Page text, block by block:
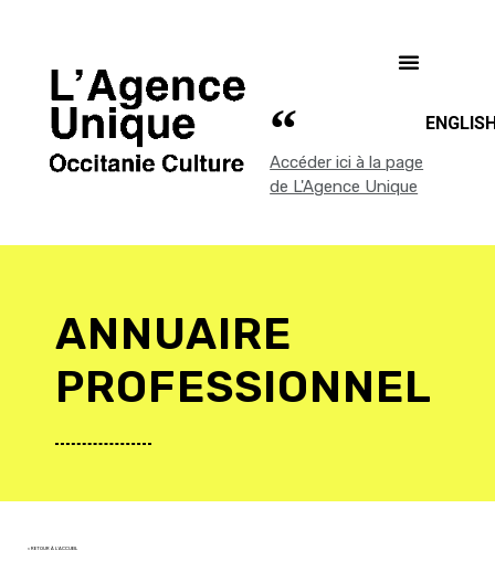
Accéder ici à la page
de L'Agence Unique
ANNUAIRE
PROFESSIONNEL
< RETOUR À L'ACCUEIL